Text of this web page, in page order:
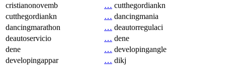
cristianonovemb
… cutthegordiankn
cutthegordiankn
… dancingmania
dancingmarathon
… deautorregulaci
deautoservicio
… dene
dene
… developingangle
developingappar
… dikj